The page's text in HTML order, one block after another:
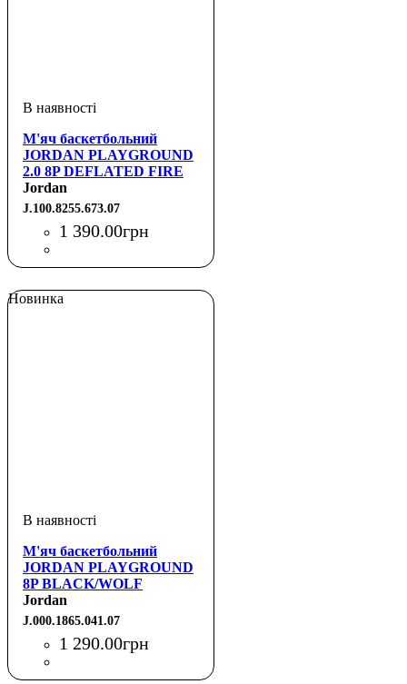
М'яч баскетбольний
JORDAN PLAYGROUND
2.0 8P DEFLATED FIRE
RED/WHITE/WHITE/FIRE
Jordan
J.100.8255.673.07
1 390.00грн
Новинка
М'яч баскетбольний
JORDAN PLAYGROUND
8P BLACK/WOLF
GREY/GYM RED/GYM
RED 07
Jordan
J.000.1865.041.07
1 290.00грн